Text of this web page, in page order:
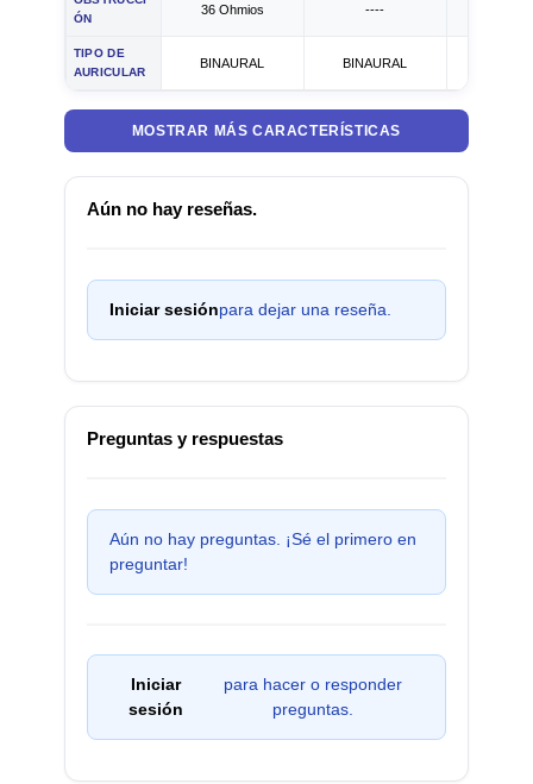
ÓN
36 Ohmios ----
TIPO DE
AURICULAR
BINAURAL BINAURAL
MOSTRAR MÁS CARACTERÍSTICAS
Aún no hay reseñas.
Iniciar sesiónpara dejar una reseña.
Preguntas y respuestas
Aún no hay preguntas. ¡Sé el primero en
preguntar!
Iniciar
sesión
para hacer o responder
preguntas.